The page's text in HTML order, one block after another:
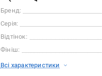
Бренд:
Серія:
Відтінок:
Фініш:
Всі характеристики